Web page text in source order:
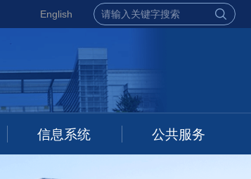
English
信息系统 公共服务